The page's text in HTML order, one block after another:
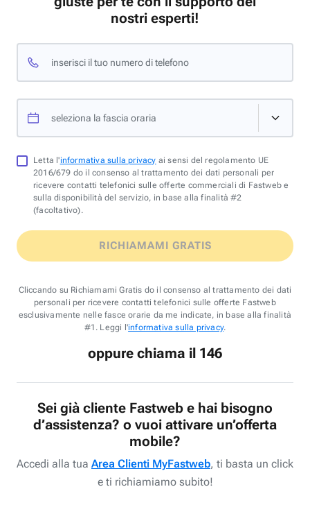
nostri esperti!
inserisci il tuo numero di telefono
seleziona la fascia oraria
Letta l'informativa sulla privacy ai sensi del regolamento UE
2016/679 do il consenso al trattamento dei dati personali per
ricevere contatti telefonici sulle offerte commerciali di Fastweb e
sulla disponibilità del servizio, in base alla finalità #2
(facoltativo).
RICHIAMAMI GRATIS
Cliccando su Richiamami Gratis do il consenso al trattamento dei dati
personali per ricevere contatti telefonici sulle offerte Fastweb
esclusivamente nelle fasce orarie da me indicate, in base alla finalità
#1. Leggi l'informativa sulla privacy.
oppure chiama il 146
Sei già cliente Fastweb e hai bisogno
d’assistenza? o vuoi attivare un’offerta
mobile?
Accedi alla tua Area Clienti MyFastweb, ti basta un click
e ti richiamiamo subito!